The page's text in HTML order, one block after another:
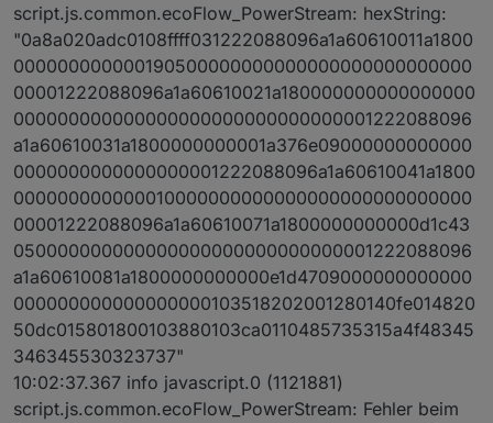
script.js.common.ecoFlow_PowerStream: hexString:
"0a8a020adc0108ffff031222088096a1a60610011a1800
000000000000190500000000000000000000000000
00001222088096a1a60610021a180000000000000000
000000000000000000000000000000001222088096
a1a60610031a1800000000001a376e09000000000000
0000000000000000001222088096a1a60610041a1800
000000000000010000000000000000000000000000
00001222088096a1a60610071a1800000000000d1c43
050000000000000000000000000000001222088096
a1a60610081a1800000000000e1d4709000000000000
000000000000000000103518202001280140fe014820
50dc015801800103880103ca0110485735315a4f48345
346345530323737"
10:02:37.367 info javascript.0 (1121881)
script.js.common.ecoFlow_PowerStream: Fehler beim